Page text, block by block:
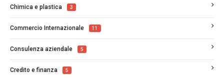
Chimica e plastica 3
Commercio Internazionale 11
Consulenza aziendale 5
Credito e finanza 5